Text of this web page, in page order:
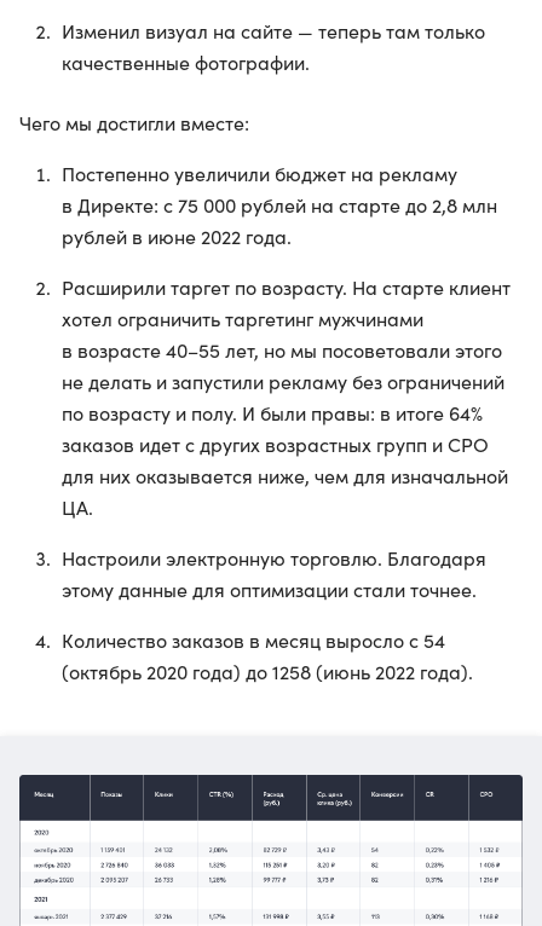
Изменил визуал на сайте — теперь там только
качественные фотографии.
Чего мы достигли вместе:
Постепенно увеличили бюджет на рекламу
в Директе: с 75 000 рублей на старте до 2,8 млн
рублей в июне 2022 года.
Расширили таргет по возрасту. На старте клиент
хотел ограничить таргетинг мужчинами
в возрасте 40–55 лет, но мы посоветовали этого
не делать и запустили рекламу без ограничений
по возрасту и полу. И были правы: в итоге 64%
заказов идет с других возрастных групп и CPO
для них оказывается ниже, чем для изначальной
ЦА.
Настроили электронную торговлю. Благодаря
этому данные для оптимизации стали точнее.
Количество заказов в месяц выросло с 54
(октябрь 2020 года) до 1258 (июнь 2022 года).